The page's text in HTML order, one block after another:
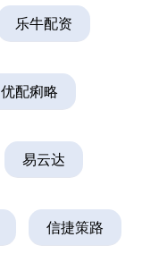
乐牛配资
优配痢略
易云达
信捷策路